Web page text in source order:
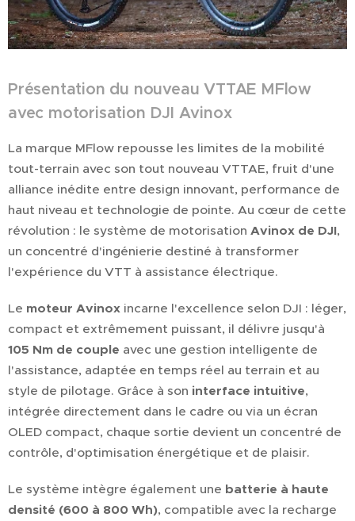
Présentation du nouveau VTTAE MFlow
avec motorisation DJI Avinox
La marque MFlow repousse les limites de la mobilité
tout-terrain avec son tout nouveau VTTAE, fruit d'une
alliance inédite entre design innovant, performance de
haut niveau et technologie de pointe. Au cœur de cette
révolution : le système de motorisation Avinox de DJI,
un concentré d'ingénierie destiné à transformer
l'expérience du VTT à assistance électrique.
Le moteur Avinox incarne l'excellence selon DJI : léger,
compact et extrêmement puissant, il délivre jusqu'à
105 Nm de couple avec une gestion intelligente de
l'assistance, adaptée en temps réel au terrain et au
style de pilotage. Grâce à son interface intuitive,
intégrée directement dans le cadre ou via un écran
OLED compact, chaque sortie devient un concentré de
contrôle, d'optimisation énergétique et de plaisir.
Le système intègre également une batterie à haute
densité (600 à 800 Wh), compatible avec la recharge